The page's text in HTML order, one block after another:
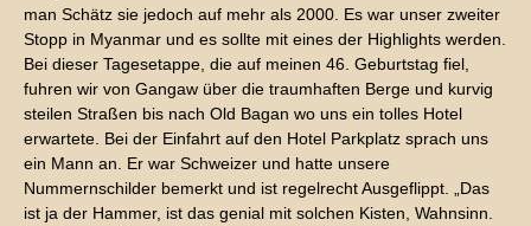
man Schätz sie jedoch auf mehr als 2000. Es war unser zweiter
Stopp in Myanmar und es sollte mit eines der Highlights werden.
Bei dieser Tagesetappe, die auf meinen 46. Geburtstag fiel,
fuhren wir von Gangaw über die traumhaften Berge und kurvig
steilen Straßen bis nach Old Bagan wo uns ein tolles Hotel
erwartete. Bei der Einfahrt auf den Hotel Parkplatz sprach uns
ein Mann an. Er war Schweizer und hatte unsere
Nummernschilder bemerkt und ist regelrecht Ausgeflippt. „Das
ist ja der Hammer, ist das genial mit solchen Kisten, Wahnsinn.